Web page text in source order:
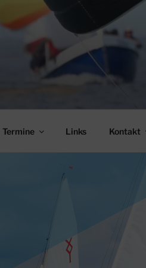
Termine Links Kontakt